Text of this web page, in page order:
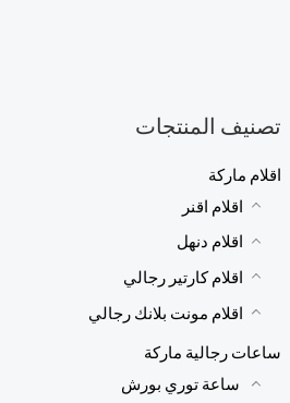
تصنيف المنتجات
اقلام ماركة
اقلام اقنر
اقلام دنهل
اقلام كارتير رجالي
اقلام مونت بلانك رجالي
ساعات رجالية ماركة
ساعة توري بورش